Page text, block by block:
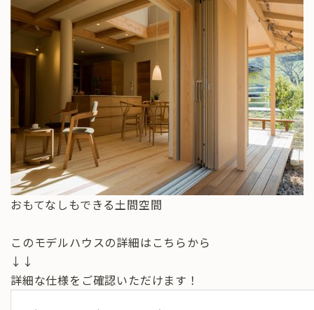
おもてなしもできる土間空間
このモデルハウスの詳細はこちらから
↓↓
詳細な仕様をご確認いただけます！